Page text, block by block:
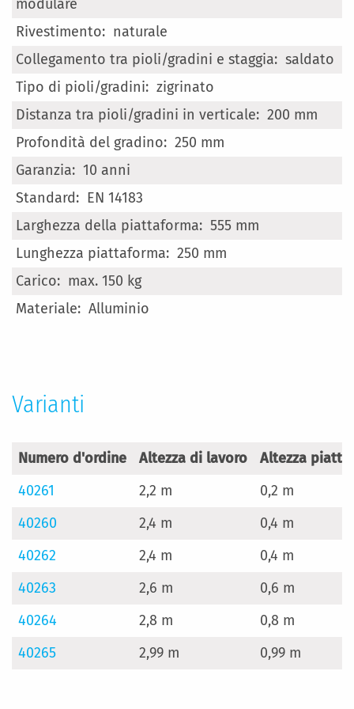
modulare
naturale
saldato
zigrinato
200 mm
250 mm
10 anni
EN 14183
555 mm
250 mm
max. 150 kg
Alluminio
Varianti
Numero d'ordine Altezza di lavoro
Altezza
40261
2,2 m
0,2 m
40260
2,4 m
0,4 m
40262
2,4 m
0,4 m
40263
2,6 m
0,6 m
40264
2,8 m
0,8 m
40265
2,99 m 0,99 m